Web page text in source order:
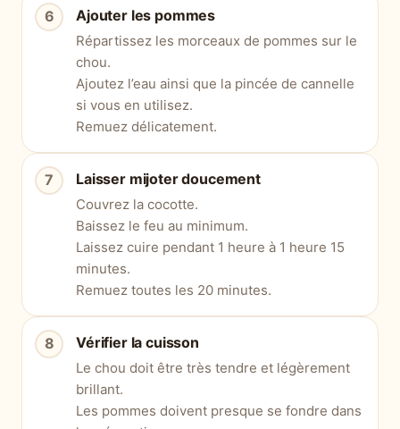
Ajouter les pommes
Répartissez les morceaux de pommes sur le
chou.
Ajoutez l’eau ainsi que la pincée de cannelle
si vous en utilisez.
Remuez délicatement.
Laisser mijoter doucement
Couvrez la cocotte.
Baissez le feu au minimum.
Laissez cuire pendant 1 heure à 1 heure 15
minutes.
Remuez toutes les 20 minutes.
Vérifier la cuisson
Le chou doit être très tendre et légèrement
brillant.
Les pommes doivent presque se fondre dans